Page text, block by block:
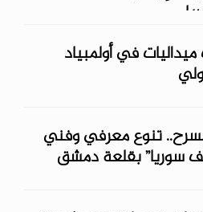
في أولمبياد
تنوع معرفي وفني
سوريا” ‏بقلعة دمشق